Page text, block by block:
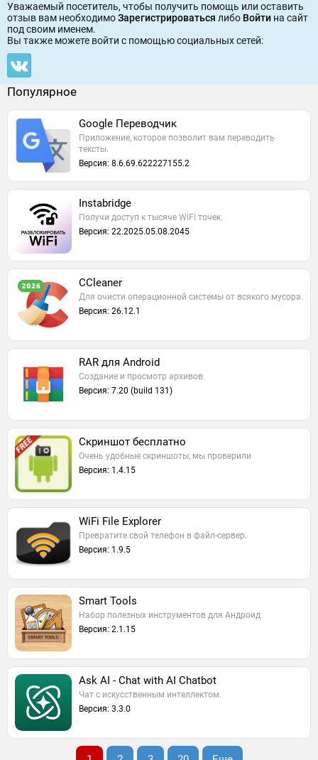
Уважаемый посетитель, чтобы получить помощь или оставить
отзыв вам необходимоЗарегистрироваться либо Войти на сайт
под своим именем.
Вы также можете войти c помощью социальных сетей:
Популярное
Google Переводчик
Приложение, которое позволит вам переводить
тексты.
Версия: 8.6.69.622227155.2
Instabridge
Получи доступ к тысяче WiFi точек.
Версия: 22.2025.05.08.2045
CCleaner
Для очисти операционной системы от всякого мусора.
Версия: 26.12.1
RAR для Android
Создание и просмотр архивов.
Версия: 7.20 (build 131)
Скриншот бесплатно
Очень удобные скриншоты, мы проверили
Версия: 1.4.15
WiFi File Explorer
Превратите свой телефон в файл-сервер.
Версия: 1.9.5
Smart Tools
Набор полезных инструментов для Андроид
Версия: 2.1.15
Ask AI - Chat with AI Chatbot
Чат с искусственным интеллектом.
Версия: 3.3.0